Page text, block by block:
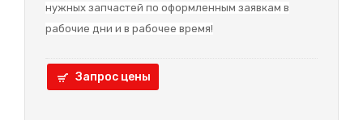
нужных запчастей по оформленным заявкам в
рабочие дни и в рабочее время!
Запрос цены